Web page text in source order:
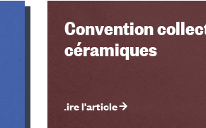
Convention
céramiques
Lire l'article